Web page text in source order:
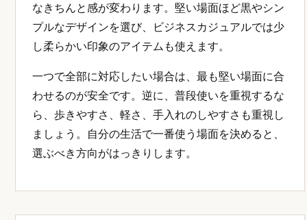
なきちんと感が変わります。堅い場面ほど黒やシン
プルなデザインを選び、ビジネスカジュアルでは少
し柔らかい印象のアイテムも使えます。
一つで全部に対応したい場合は、最も堅い場面に合
わせるのが安全です。逆に、普段使いを重視するな
ら、歩きやすさ、軽さ、手入れのしやすさも重視し
ましょう。自分の生活で一番使う場面を決めると、
選ぶべき方向がはっきりします。